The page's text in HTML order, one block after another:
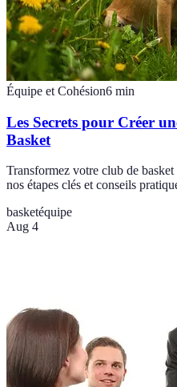
Équipe et Cohésion6 min
Les Secrets pour Créer
Basket
Transformez votre club de
nos étapes clés et conseils
basketéquipe
Aug 4